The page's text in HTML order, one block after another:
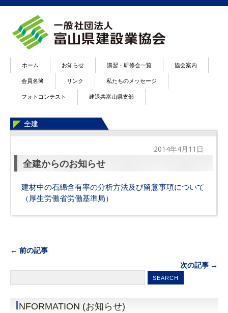
ホーム お知らせ 講習・研修会一覧 協会案内
会員名簿 リンク 私たちのメッセージ
フォトコンテスト 建退共富山県支部
全建
2014年4月11日
全建からのお知らせ
建材中の石綿含有率の分析方法及び留意事項について
（厚生労働省労働基準局）
← 前の記事
次の記事 →
INFORMATION (お知らせ)